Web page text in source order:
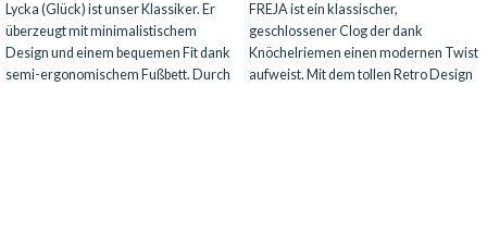
Lycka (Glück) ist unser Klassiker. Er
überzeugt mit minimalistischem
Design und einem bequemen Fit dank
semi-ergonomischem Fußbett. Durch
FREJA ist ein klassischer,
geschlossener Clog der dank
Knöchelriemen einen modernen Twist
aufweist. Mit dem tollen Retro Design